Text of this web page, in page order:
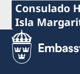
Teléfono:
+58 212
Correo:
Consulado
Isla
Teléfono:
+58 295 274